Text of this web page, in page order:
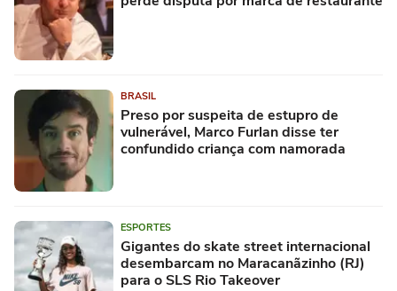
BRASIL
Preso por suspeita de estupro de
vulnerável, Marco Furlan disse ter
confundido criança com namorada
ESPORTES
Gigantes do skate street internacional
desembarcam no Maracanãzinho (RJ)
para o SLS Rio Takeover